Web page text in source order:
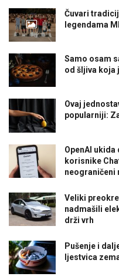
Čuvari
legendama
Samo osam
od šljiva koja
Ovaj
popularniji:
OpenAI
korisnike
neograničeni
Veliki
nadmašili
drži vrh
Pušenje i
ljestvica